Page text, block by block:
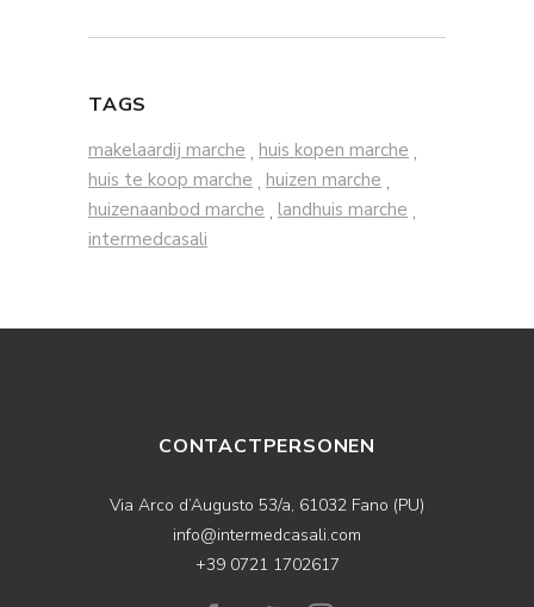
TAGS
makelaardij marche , huis kopen marche ,
huis te koop marche , huizen marche ,
huizenaanbod marche , landhuis marche ,
intermedcasali
CONTACTPERSONEN
Via Arco d’Augusto 53/a, 61032 Fano (PU)
info@intermedcasali.com
+39 0721 1702617